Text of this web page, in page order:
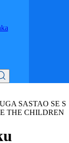
SASTAO SE S
THE CHILDREN